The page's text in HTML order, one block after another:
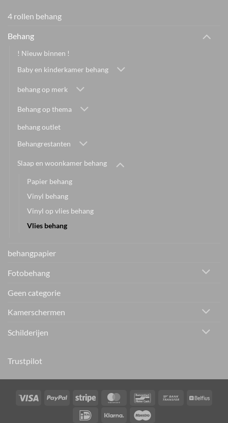
4 rollen behang
Behang
! Nieuw binnen !
Baby en kinderkamer behang
behang op merk
Behang op thema
behang outlet
Behangrestanten
Slaap en woonkamer behang
Papier behang
Vinyl behang
Vinyl op vlies behang
Vlies behang
behangpapier
Fotobehang
Geen categorie
Kamerschermen
Schilderijen
Trustpilot
Visa PayPal Stripe MasterCardBancontactBank
IDeal Klarna